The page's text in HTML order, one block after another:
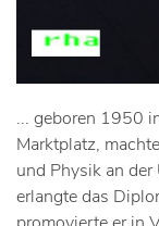
... geboren 1950
Marktplatz,
und Physik an
erlangte das